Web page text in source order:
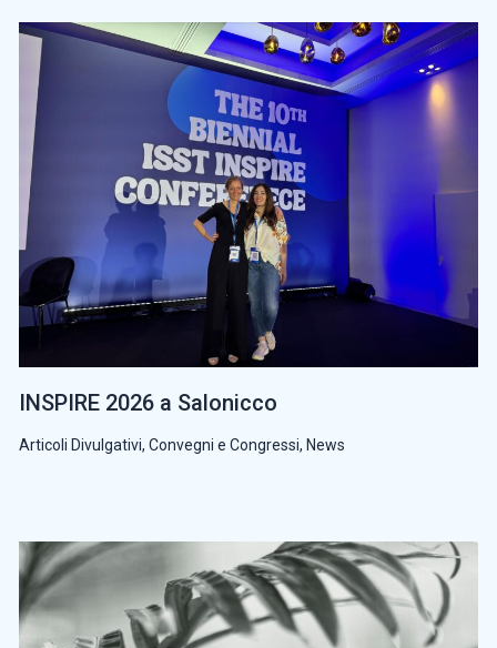
INSPIRE 2026 a Salonicco
Articoli Divulgativi, Convegni e Congressi, News